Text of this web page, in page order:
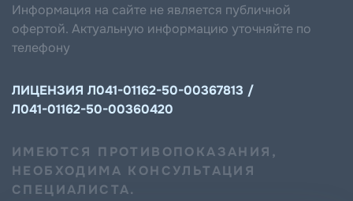
Информация на сайте не является публичной
офертой. Актуальную информацию уточняйте по
телефону
ЛИЦЕНЗИЯ Л041-01162-50-00367813 /
Л041-01162-50-00360420
ИМЕЮТСЯ ПРОТИВОПОКАЗАНИЯ,
НЕОБХОДИМА КОНСУЛЬТАЦИЯ
СПЕЦИАЛИСТА.